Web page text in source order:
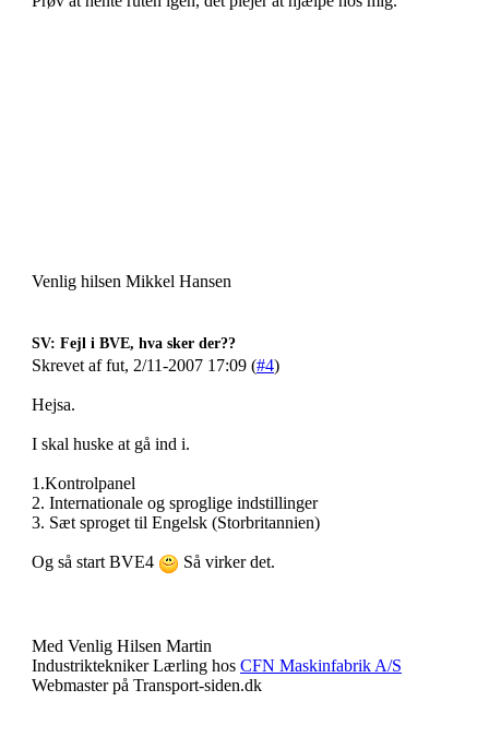
Venlig hilsen Mikkel Hansen
SV: Fejl i BVE, hva sker der??
Skrevet af fut, 2/11-2007 17:09 (#4)
Hejsa.
I skal huske at gå ind i.
1.Kontrolpanel
2. Internationale og sproglige indstillinger
3. Sæt sproget til Engelsk (Storbritannien)
Og så start BVE4 Så virker det.
Med Venlig Hilsen Martin
Industriktekniker Lærling hos CFN Maskinfabrik A/S
Webmaster på Transport-siden.dk